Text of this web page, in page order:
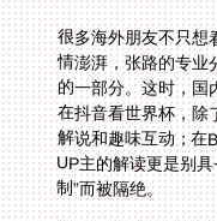
很多海外朋友不只想
情澎湃，张路的专业
的一部分。这时，国
在抖音看世界杯，除
解说和趣味互动；
UP主的解读更是别
制”而被隔绝。